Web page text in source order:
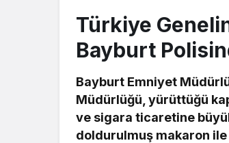
Türkiye
Bayburt
Bayburt Emniyet
Müdürlüğü, yürüttüğü
ve sigara ticaretine
doldurulmuş makaron